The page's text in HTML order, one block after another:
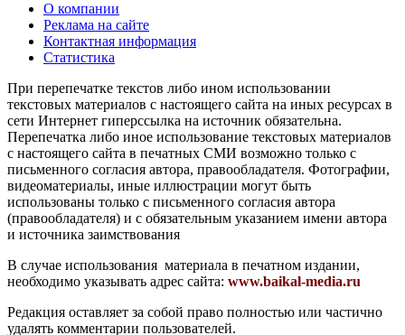
О компании
Реклама на сайте
Контактная информация
Статистика
При перепечатке текстов либо ином использовании
текстовых материалов с настоящего сайта на иных ресурсах в
сети Интернет гиперссылка на источник обязательна.
Перепечатка либо иное использование текстовых материалов
с настоящего сайта в печатных СМИ возможно только с
письменного согласия автора, правообладателя. Фотографии,
видеоматериалы, иные иллюстрации могут быть
использованы только с письменного согласия автора
(правообладателя) и с обязательным указанием имени автора
и источника заимствования
В случае использования материала в печатном издании,
необходимо указывать адрес сайта: www.baikal-media.ru
Редакция оставляет за собой право полностью или частично
удалять комментарии пользователей.